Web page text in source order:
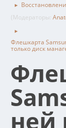
►
(Модераторы:
►
Флешкарта
только диск
ней